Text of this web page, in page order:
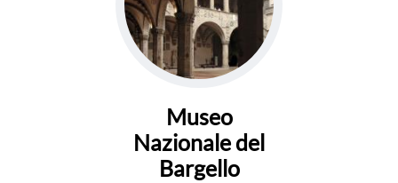
Museo
Nazionale del
Bargello